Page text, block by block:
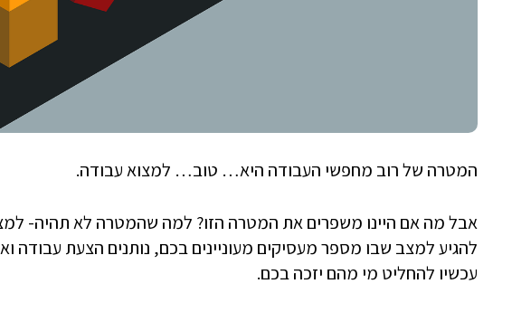
המטרה של רוב מחפשי העבודה היא… טוב… למצוא עבודה.
אבל מה אם היינו משפרים את המטרה הזו? למה שהמטרה לא תהיה-
להגיע למצב שבו מספר מעסיקים מעוניינים בכם, נותנים הצעת עבודה
עכשיו להחליט מי מהם יזכה בכם.